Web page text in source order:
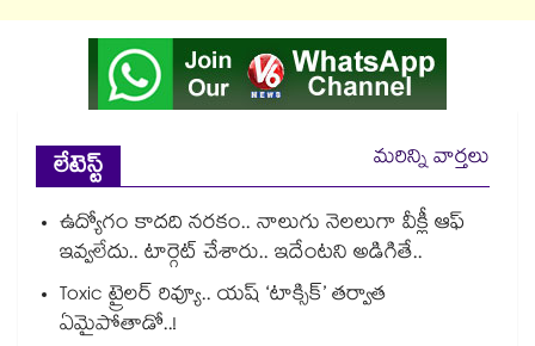
లేటెస్ట్
మరిన్ని వార్తలు
ఉద్యోగం కాదది నరకం.. నాలుగు నెలలుగా వీక్లీ ఆఫ్
ఇవ్వలేదు.. టార్గెట్ చేశారు.. ఇదేంటని అడిగితే..
Toxic ట్రైలర్ రివ్యూ.. యష్ ‘టాక్సిక్’ తర్వాత
ఏమైపోతాడో..!